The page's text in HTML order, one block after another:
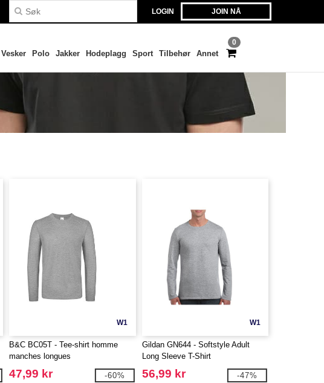
LOGIN JOIN NÅ
0
Vesker Polo Jakker Hodeplagg Sport Tilbehør Annet
W1
B&C BC05T - Tee-shirt homme
manches longues
47,99 kr -60%
W1
Gildan GN644 - Softstyle Adult
Long Sleeve T-Shirt
56,99 kr -47%